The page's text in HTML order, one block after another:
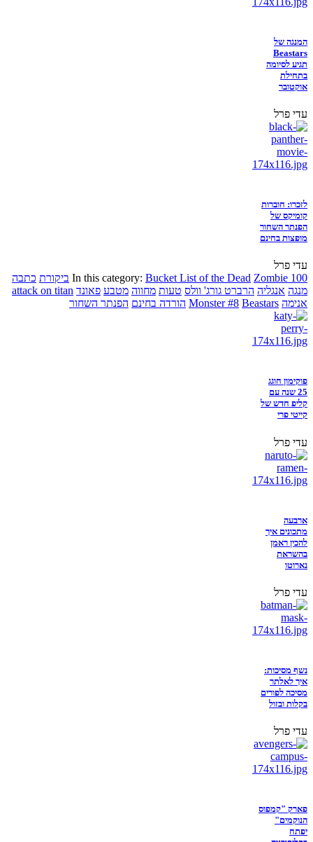
המנגה של
Beastars
תגיע לסיומה
בתחילת
אוקטובר
עדי פרל
לזכרו: חוברות
קומיקס של
הפנתר השחור
מופצות בחינם
עדי פרל
In this category: Bucket List of the Dead Zombie 100 ביקורת כתבה
מנגה אנגליה הרברט גורג' וולס טעות מחווה מטבע פאונד attack on titan
אנימה
Monster #8 Beastars הורדה בחינם הפנתר השחור
פוקימון חוגג
25 שנה עם
קליפ חדש של
קייטי פרי
עדי פרל
ארבעה
מתכונים איך
להכין ראמן
בהשראת
נארוטו
עדי פרל
נשף מסיכות:
איך לאלתר
מסיכה לפורים
בקלות ובזול
עדי פרל
פארק "קמפוס
הנוקמים"
יפתח